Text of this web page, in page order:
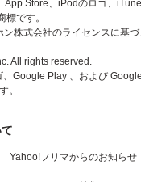
App Store、iPodのロゴ、
標です。
ン株式会社のライセンスに基
All rights reserved.
Google Play 、および
。
Yahoo!フリマからのお知らせ